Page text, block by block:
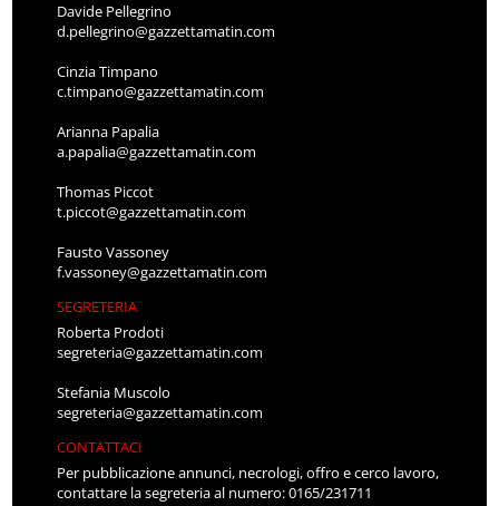
Davide Pellegrino
d.pellegrino@gazzettamatin.com
Cinzia Timpano
c.timpano@gazzettamatin.com
Arianna Papalia
a.papalia@gazzettamatin.com
Thomas Piccot
t.piccot@gazzettamatin.com
Fausto Vassoney
f.vassoney@gazzettamatin.com
SEGRETERIA
Roberta Prodoti
segreteria@gazzettamatin.com
Stefania Muscolo
segreteria@gazzettamatin.com
CONTATTACI
Per pubblicazione annunci, necrologi, offro e cerco lavoro,
contattare la segreteria al numero: 0165/231711